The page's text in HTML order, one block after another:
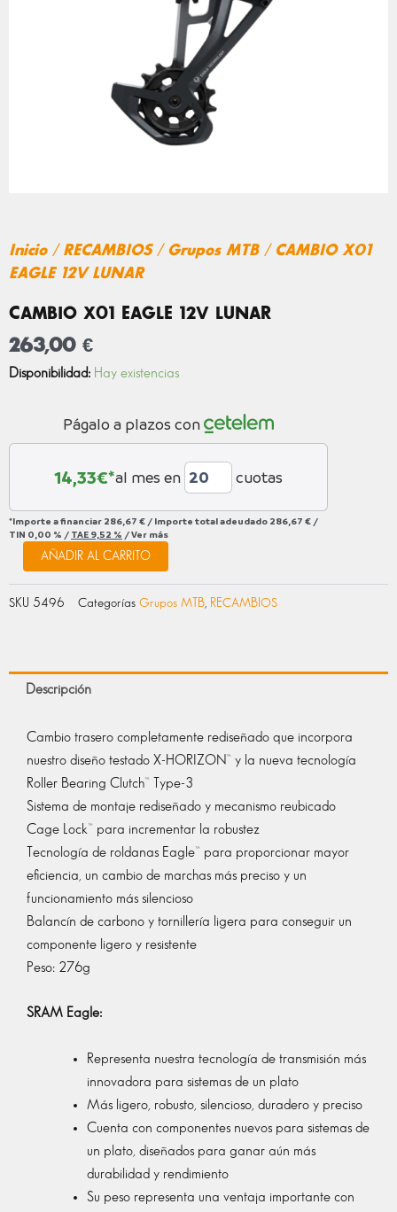
Inicio/ RECAMBIOS/ Grupos MTB/ CAMBIO X01
EAGLE 12V LUNAR
CAMBIO X01 EAGLE 12V LUNAR
263,00 €
Disponibilidad: Hay existencias
Págalo a plazos con
14,33€*al mes en cuotas
*Importe a financiar 286,67 € / Importe total adeudado 286,67 € /
TIN 0,00 % / TAE 9,52 % /Ver más
CAMBIO
LUNAR
AÑADIR AL CARRITO
SKU 5496 Categorías Grupos MTB RECAMBIOS
Descripción
Cambio trasero completamente rediseñado que incorpora
nuestro diseño testado X-HORIZON™ y la nueva tecnología
Roller Bearing Clutch™ Type-3
Sistema de montaje rediseñado y mecanismo reubicado
Cage Lock™ para incrementar la robustez
Tecnología de roldanas Eagle™ para proporcionar mayor
eficiencia, un cambio de marchas más preciso y un
funcionamiento más silencioso
Balancín de carbono y tornillería ligera para conseguir un
componente ligero y resistente
Peso: 276g
SRAM Eagle:
Representa nuestra tecnología de transmisión más
innovadora para sistemas de un plato
Más ligero, robusto, silencioso, duradero y preciso
Cuenta con componentes nuevos para sistemas de
un plato, diseñados para ganar aún más
durabilidad y rendimiento
Su peso representa una ventaja importante con